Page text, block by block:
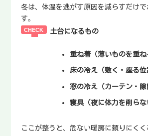
冬は、体温を逃がす原因を減らすだけ
す。
土台になるもの
重ね着（薄いものを重ね
床の冷え（敷く・座る位
窓の冷え（カーテン・隙
寝具（夜に体力を削らな
ここが整うと、危ない暖房に頼りにくく